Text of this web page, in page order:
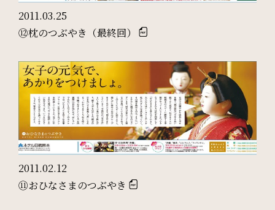
ウエディング
Access
アクセス
Sightseeing
2011.03.25
⑫枕のつぶやき（最終回）
2011.02.12
⑪おひなさまのつぶやき